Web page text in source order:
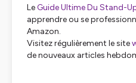
Le Guide Ultime Du Stand-
apprendre ou se
Amazon.
Visitez régulièrement le site
de nouveaux articles